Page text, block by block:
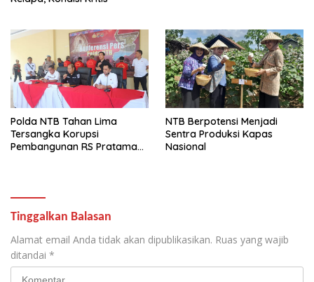
Polda NTB Tahan Lima
Tersangka Korupsi
Pembangunan RS Pratama
NTB Berpotensi Menjadi
Sentra Produksi Kapas
Nasional
Tinggalkan Balasan
Alamat email Anda tidak akan dipublikasikan. Ruas yang wajib
ditandai *